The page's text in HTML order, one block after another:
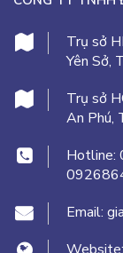
Trụ sở
Yên Sở,
Trụ sở
An Phú,
Hotline:
Email: